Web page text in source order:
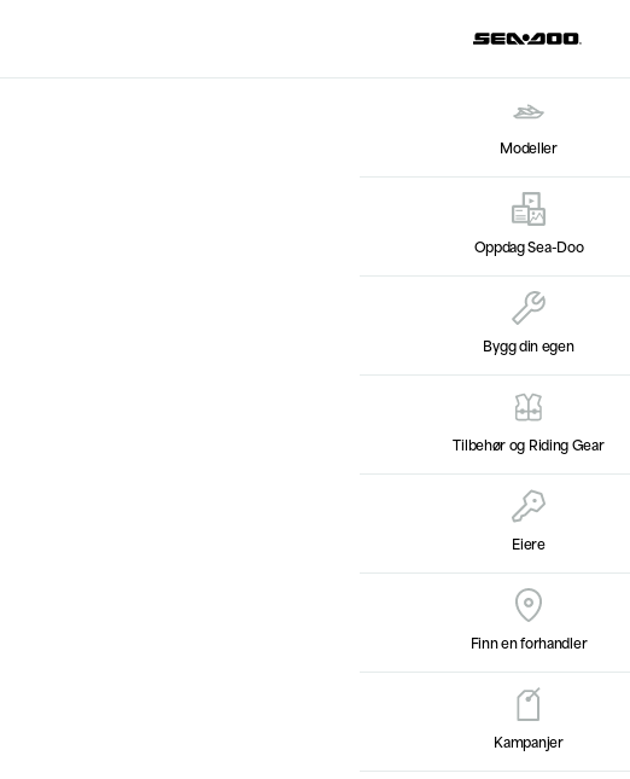
Modeller
Oppdag Sea-Doo
Bygg din egen
Tilbehør og Riding Gear
Eiere
Finn en forhandler
Kampanjer